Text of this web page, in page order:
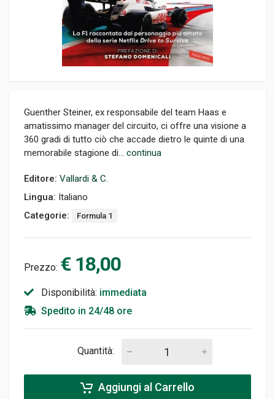
Guenther Steiner, ex responsabile del team Haas e
amatissimo manager del circuito, ci offre una visione a
360 gradi di tutto ciò che accade dietro le quinte di una
memorabile stagione di... continua
Editore: Vallardi & C.
Lingua: Italiano
Categorie:
Formula 1
Prezzo: € 18,00
Disponibilità: immediata
Spedito in 24/48 ore
Quantità:
Aggiungi al Carrello